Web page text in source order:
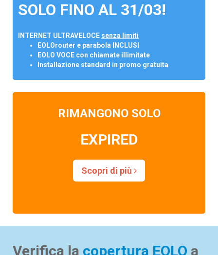
SOLO FINO AL 31/03!
INTERNET ULTRAVELOCE senza limiti
EOLOrouter e parabola INCLUSI
EOLO VOCE con chiamate illimitate
Installazione standard in promo gratuita
RIMANGONO SOLO
EXPIRED
Scopri di più
Verifica la copertura EOLO a